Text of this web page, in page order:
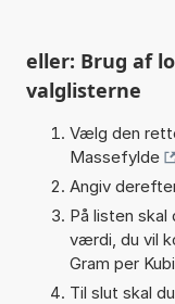
eller: Brug af
valglisterne
Vælg den
Massefylde
Angiv
På listen
værdi, du vil
Gram per
Til slut skal